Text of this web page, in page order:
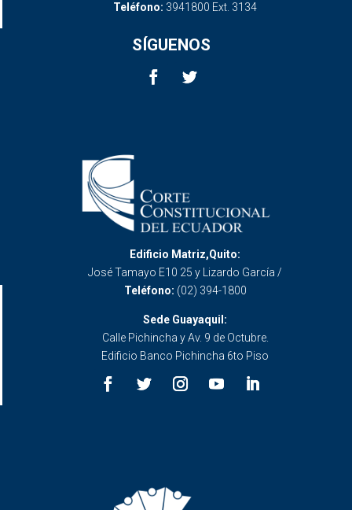
Teléfono: 3941800 Ext. 3134
SÍGUENOS
Edificio Matriz,Quito:
José Tamayo E10 25 y Lizardo García /
Teléfono: (02) 394-1800
Sede Guayaquil:
Calle Pichincha y Av. 9 de Octubre.
Edificio Banco Pichincha 6to Piso